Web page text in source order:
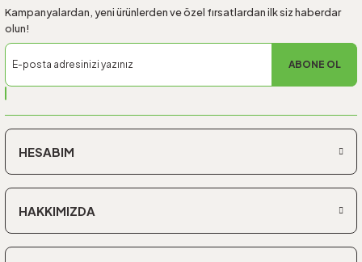
Kampanyalardan, yeni ürünlerden ve özel fırsatlardan ilk siz haberdar
olun!
ABONE OL
HESABIM
HAKKIMIZDA